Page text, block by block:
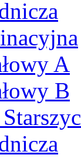
A
B